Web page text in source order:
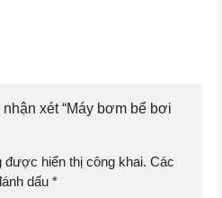
xét “Máy bơm bể bơi
được hiển thị công khai. Các
dấu *